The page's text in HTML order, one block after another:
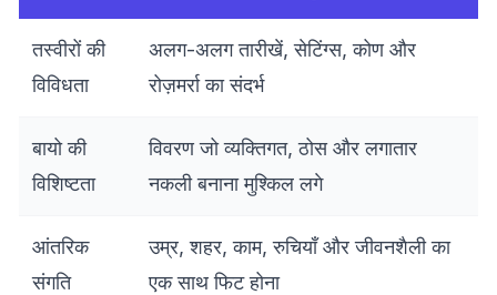
तस्वीरों की
विविधता
अलग-अलग तारीखें, सेटिंग्स, कोण और
रोज़मर्रा का संदर्भ
बायो की
विशिष्टता
विवरण जो व्यक्तिगत, ठोस और लगातार
नकली बनाना मुश्किल लगे
आंतरिक
संगति
उम्र, शहर, काम, रुचियाँ और जीवनशैली का
एक साथ फिट होना